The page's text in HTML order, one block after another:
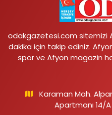
odakgazetesi.com sitemizi
dakika için takip ediniz.
spor ve Afyon magazin
Karaman Mah.
Apartmanı 14/